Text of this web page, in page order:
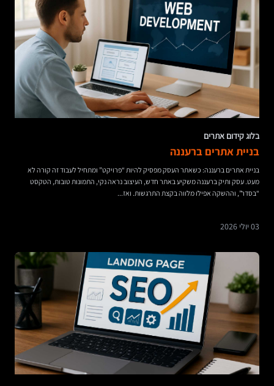
בלוג קידום אתרים
בניית אתרים ברעננה
בניית אתרים ברעננה: כשאתר העסק מפסיק להיות “פרויקט” ומתחיל לעבוד זה קורה לא
מעט. עסק ותיק ברעננה משקיע באתר חדש, העיצוב נראה נקי, התמונות טובות, הטקסט
“בסדר”, וההשקה אפילו מלווה בקצת התרגשות. ואז...
03 יולי 2026